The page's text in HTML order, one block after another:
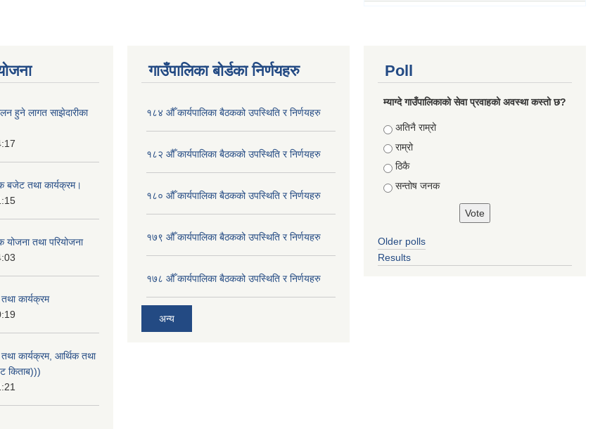
हुने लागत साझेदारीका
बजेट तथा कार्यक्रम।
तथा परियोजना
कार्यक्रम
कार्यक्रम, आर्थिक तथा
किताब)))
गाउँपालिका बोर्डका निर्णयहरु
१८४ औँ कार्यपालिका बैठकको उपस्थिति र निर्णयहरु
१८२ औँ कार्यपालिका बैठकको उपस्थिति र निर्णयहरु
१८० औँ कार्यपालिका बैठकको उपस्थिति र निर्णयहरु
१७९ औँ कार्यपालिका बैठकको उपस्थिति र निर्णयहरु
१७८ औँ कार्यपालिका बैठकको उपस्थिति र निर्णयहरु
अन्य
Poll
म्याग्दे गाउँपालिकाको सेवा प्रवाहको अवस्था कस्तो छ?
Choices
अतिनै राम्रो
राम्रो
ठिकै
सन्तोष जनक
Older polls
Results